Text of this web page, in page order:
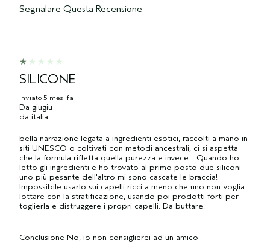
Segnalare Questa Recensione
SILICONE
Inviato 5 mesi fa
Da giugiu
da italia
bella narrazione legata a ingredienti esotici, raccolti a mano in
siti UNESCO o coltivati con metodi ancestrali, ci si aspetta
che la formula rifletta quella purezza e invece… Quando ho
letto gli ingredienti e ho trovato al primo posto due siliconi
uno più pesante dell'altro mi sono cascate le braccia!
Impossibile usarlo sui capelli ricci a meno che uno non voglia
lottare con la stratificazione, usando poi prodotti forti per
toglierla e distruggere i propri capelli. Da buttare.
Conclusione No, io non consiglierei ad un amico